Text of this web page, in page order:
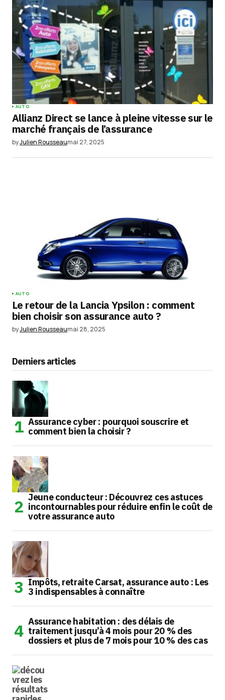
AUTO
Allianz Direct se lance à pleine vitesse sur le
marché français de l’assurance
byJulien Rousseaumai 27, 2025
AUTO
Le retour de la Lancia Ypsilon : comment
bien choisir son assurance auto ?
byJulien Rousseaumai 28, 2025
Derniers articles
Assurance cyber : pourquoi souscrire et
comment bien la choisir ?
Jeune conducteur : Découvrez ces astuces
incontournables pour réduire enfin le coût de
votre assurance auto
Impôts, retraite Carsat, assurance auto : Les
3 indispensables à connaître
Assurance habitation : des délais de
traitement jusqu’à 4 mois pour 20 % des
dossiers et plus de 7 mois pour 10 % des cas